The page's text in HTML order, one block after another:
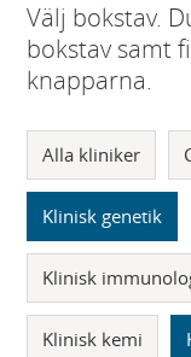
Välj bokstav.
bokstav samt
knapparna.
Alla kliniker
Klinisk genetik
Klinisk
Klinisk kemi